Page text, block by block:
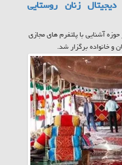
زنان روستایی
آشنایی با پلتفرم های مجازی
و خانواده برگزار شد.